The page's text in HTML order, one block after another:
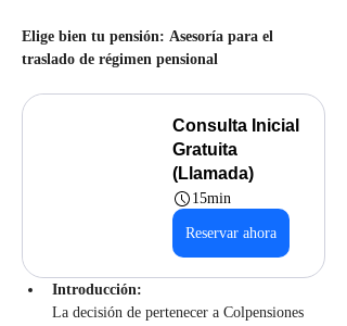
Elige bien tu pensión: Asesoría para el
traslado de régimen pensional
Consulta Inicial
Gratuita
(Llamada)
15min
Reservar ahora
Introducción:
La decisión de pertenecer a Colpensiones